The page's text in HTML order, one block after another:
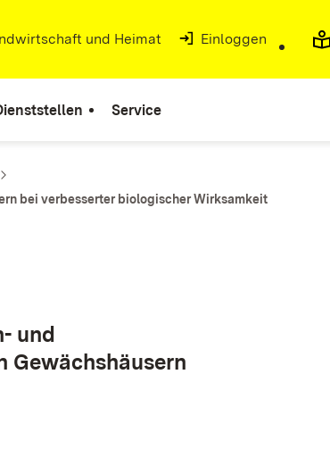
und Heimat (Öffnet in neuem Fenster)
Einloggen
Service
bei verbesserter biologischer Wirksamkeit
und
Gewächshäusern